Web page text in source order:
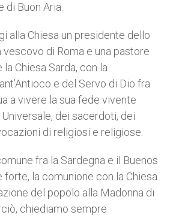
di Buon Aria.
alla Chiesa un presidente dello
vescovo di Roma e una pastore
Chiesa Sarda, con la
e del Servo di Dio fra
a vivere la sua fede vivente
dei sacerdoti, dei
di religiosi e religiose.
fra la Sardegna e il Buenos
forte, la comunione con la Chiesa
del popolo alla Madonna di
chiediamo sempre